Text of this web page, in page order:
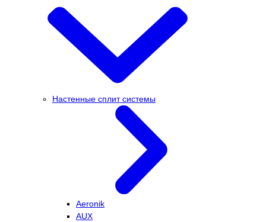
Настенные сплит системы
Aeronik
AUX